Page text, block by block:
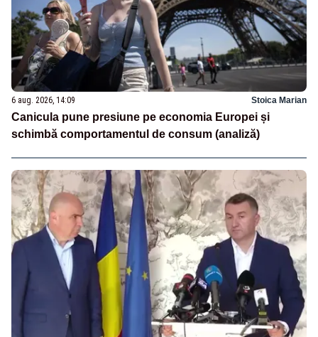
6 aug. 2026, 14:09 Stoica Marian
Canicula pune presiune pe economia Europei și
schimbă comportamentul de consum (analiză)